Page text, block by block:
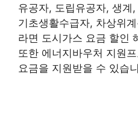
유공자, 도립유공자, 생계
기초생활수급자, 차상위
라면 도시가스 요금 할인
또한 에너지바우처 지원
요금을 지원받을 수 있습